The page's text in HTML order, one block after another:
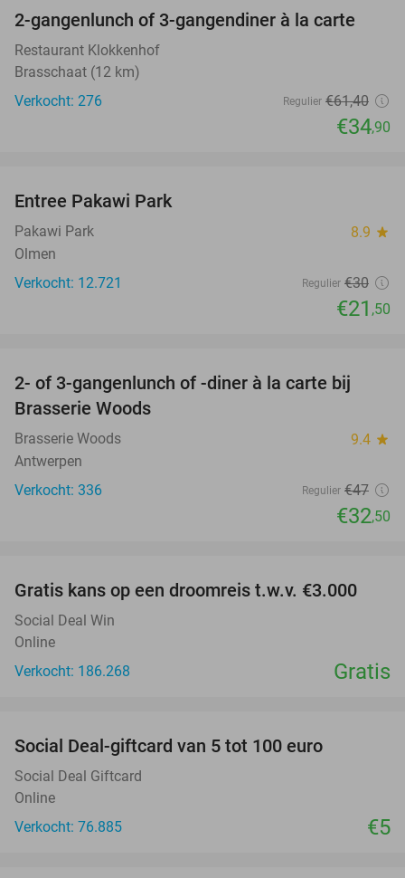
43%
2-gangenlunch of 3-gangendiner à la carte
Restaurant Klokkenhof
Brasschaat (12 km)
Verkocht: 276
Regulier €61,40
€34,90
Entree Pakawi Park
Pakawi Park 8.9 star
Olmen
Verkocht: 12.721
Regulier €30
€21 ,50
31%
2- of 3-gangenlunch of -diner à la carte bij
Brasserie Woods
Brasserie Woods 9.4 star
Antwerpen
Verkocht: 336
Regulier €47
€32,50
Gratis kans op een droomreis t.w.v. €3.000
Social Deal Win
Online
Verkocht: 186.268
Gratis
Social Deal-giftcard van 5 tot 100 euro
Social Deal Giftcard
Online
Verkocht: 76.885
€5